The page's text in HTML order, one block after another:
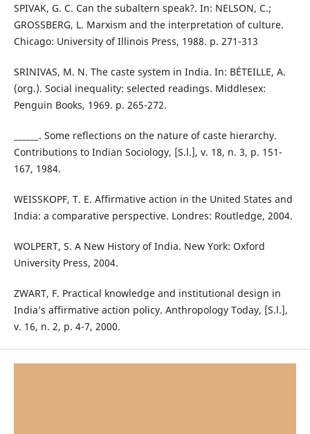
SPIVAK, G. C. Can the subaltern speak?. In: NELSON, C.;
GROSSBERG, L. Marxism and the interpretation of culture.
Chicago: University of Illinois Press, 1988. p. 271-313
SRINIVAS, M. N. The caste system in India. In: BÉTEILLE, A.
(org.). Social inequality: selected readings. Middlesex:
Penguin Books, 1969. p. 265-272.
______. Some reflections on the nature of caste hierarchy.
Contributions to Indian Sociology, [S.l.], v. 18, n. 3, p. 151-
167, 1984.
WEISSKOPF, T. E. Affirmative action in the United States and
India: a comparative perspective. Londres: Routledge, 2004.
WOLPERT, S. A New History of India. New York: Oxford
University Press, 2004.
ZWART, F. Practical knowledge and institutional design in
India’s affirmative action policy. Anthropology Today, [S.l.],
v. 16, n. 2, p. 4-7, 2000.